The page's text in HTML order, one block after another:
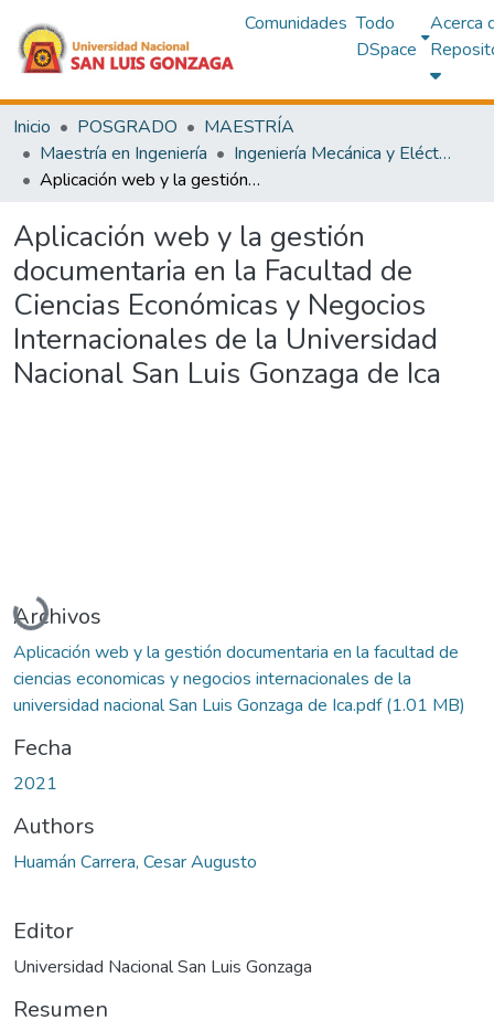
Comunidades Todo
DSpace
Acerca
Inicio POSGRADO
MAESTRÍA
Maestría en Ingeniería
Ingeniería Mecánica y Eléctrica con mención en Ingeniería de Sistemas
Aplicación web y la gestión documentaria en la Facultad de Ciencias Económicas y Negocios Internacionales de la Universidad Nacional San Luis Gonzaga de Ica
Aplicación web y la gestión
documentaria en la Facultad de
Ciencias Económicas y Negocios
Internacionales de la Universidad
Nacional San Luis Gonzaga de Ica
Cargando...
Archivos
Aplicación web y la gestión documentaria en la facultad de
ciencias economicas y negocios internacionales de la
universidad nacional San Luis Gonzaga de Ica.pdf(1.01 MB)
Fecha
2021
Authors
Huamán Carrera, Cesar Augusto
Editor
Universidad Nacional San Luis Gonzaga
Resumen